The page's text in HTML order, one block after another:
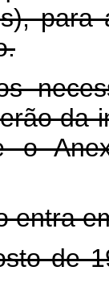
para
da
o
entra
de